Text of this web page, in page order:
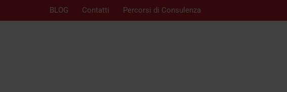
BLOG Contatti Percorsi di Consulenza